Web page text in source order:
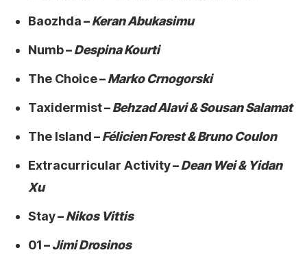
Baozhda–Keran Abukasimu
Numb–Despina Kourti
The Choice–Marko Crnogorski
Taxidermist–Behzad Alavi & Sousan Salamat
The Island–Félicien Forest & Bruno Coulon
Extracurricular Activity–Dean Wei & Yidan
Xu
Stay–Nikos Vittis
01–Jimi Drosinos